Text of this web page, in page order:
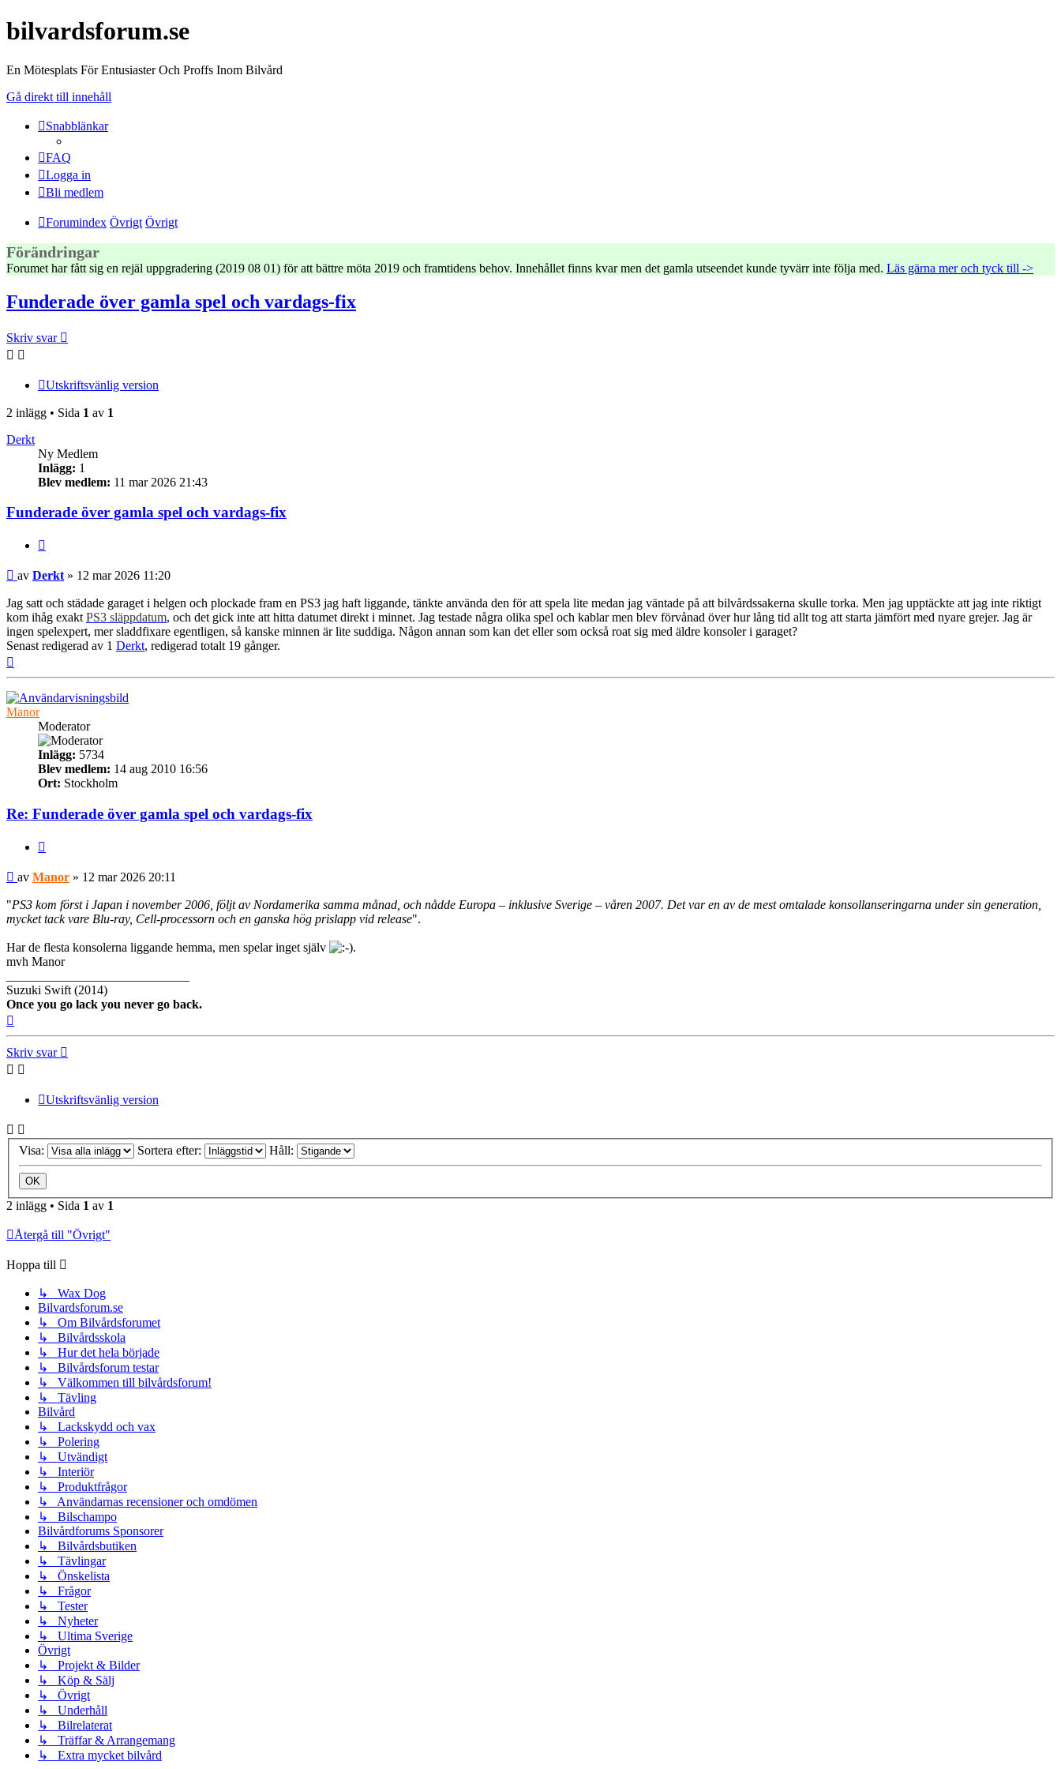
bilvardsforum.se
En Mötesplats För Entusiaster Och Proffs Inom Bilvård
Gå direkt till innehåll
Snabblänkar
FAQ
Logga in
Bli medlem
Forumindex Övrigt Övrigt
Förändringar
Forumet har fått sig en rejäl uppgradering (2019 08 01) för att bättre möta 2019 och framtidens behov. Innehållet finns kvar men det gamla utseendet kunde tyvärr inte följa med. Läs gärna mer och tyck till ->
Funderade över gamla spel och vardags‑fix
Skriv svar
Utskriftsvänlig version
2 inlägg • Sida 1 av 1
Derkt
Ny Medlem
Inlägg: 1
Blev medlem: 11 mar 2026 21:43
Funderade över gamla spel och vardags‑fix
Inlägg
av Derkt » 12 mar 2026 11:20
Jag satt och städade garaget i helgen och plockade fram en PS3 jag haft liggande, tänkte använda den för att spela lite medan jag väntade på att bilvårdssakerna skulle torka. Men jag upptäckte att jag inte riktigt
kom ihåg exakt PS3 släppdatum, och det gick inte att hitta datumet direkt i minnet. Jag testade några olika spel och kablar men blev förvånad över hur lång tid allt tog att starta jämfört med nyare grejer. Jag är
ingen spelexpert, mer sladdfixare egentligen, så kanske minnen är lite suddiga. Någon annan som kan det eller som också roat sig med äldre konsoler i garaget?
Senast redigerad av 1 Derkt, redigerad totalt 19 gånger.
Manor
Moderator
Inlägg: 5734
Blev medlem: 14 aug 2010 16:56
Ort: Stockholm
Re: Funderade över gamla spel och vardags‑fix
Inlägg
av Manor » 12 mar 2026 20:11
"PS3 kom först i Japan i november 2006, följt av Nordamerika samma månad, och nådde Europa – inklusive Sverige – våren 2007. Det var en av de mest omtalade konsollanseringarna under sin generation,
mycket tack vare Blu‑ray, Cell‑processorn och en ganska hög prislapp vid release".
Har de flesta konsolerna liggande hemma, men spelar inget själv
.
mvh Manor
Suzuki Swift (2014)
Once you go lack you never go back.
Skriv svar
Utskriftsvänlig version
Visa: Sortera efter: Håll:
2 inlägg • Sida 1 av 1
Återgå till "Övrigt"
Hoppa till
↳ Wax Dog
Bilvardsforum.se
↳ Om Bilvårdsforumet
↳ Bilvårdsskola
↳ Hur det hela började
↳ Bilvårdsforum testar
↳ Välkommen till bilvårdsforum!
↳ Tävling
Bilvård
↳ Lackskydd och vax
↳ Polering
↳ Utvändigt
↳ Interiör
↳ Produktfrågor
↳ Användarnas recensioner och omdömen
↳ Bilschampo
Bilvårdforums Sponsorer
↳ Bilvårdsbutiken
↳ Tävlingar
↳ Önskelista
↳ Frågor
↳ Tester
↳ Nyheter
↳ Ultima Sverige
Övrigt
↳ Projekt & Bilder
↳ Köp & Sälj
↳ Övrigt
↳ Underhåll
↳ Bilrelaterat
↳ Träffar & Arrangemang
↳ Extra mycket bilvård